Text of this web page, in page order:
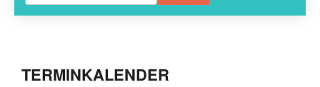
TERMINKALENDER